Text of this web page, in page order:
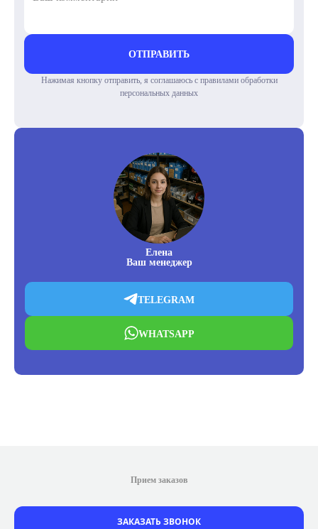
ОТПРАВИТЬ
Нажимая кнопку отправить, я соглашаюсь с правилами обработки
персональных данных
Елена
Ваш менеджер
TELEGRAM
WHATSAPP
Прием заказов
ЗАКАЗАТЬ ЗВОНОК